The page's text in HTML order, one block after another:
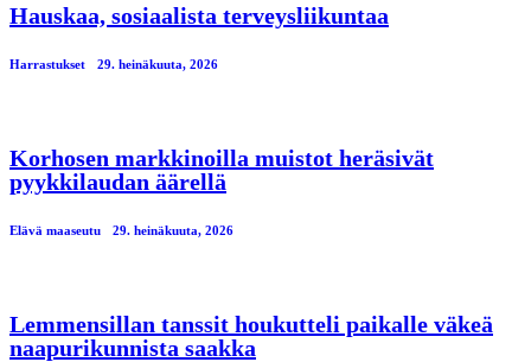
Hauskaa, sosiaalista terveysliikuntaa
Harrastukset 29. heinäkuuta, 2026
Korhosen markkinoilla muistot heräsivät
pyykkilaudan äärellä
Elävä maaseutu 29. heinäkuuta, 2026
Lemmensillan tanssit houkutteli paikalle väkeä
naapurikunnista saakka